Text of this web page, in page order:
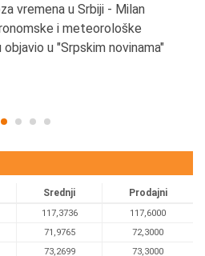
vremena u Srbiji - Milan
i meteorološke
u "Srpskim novinama"
Srednji Prodajni
117,3736
117,6000
71,9765
72,3000
73,2699 73,3000